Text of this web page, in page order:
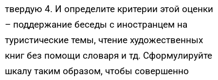
твердую 4. И определите критерии этой оценки
– поддержание беседы с иностранцем на
туристические темы, чтение художественных
книг без помощи словаря и тд. Сформулируйте
шкалу таким образом, чтобы совершенно